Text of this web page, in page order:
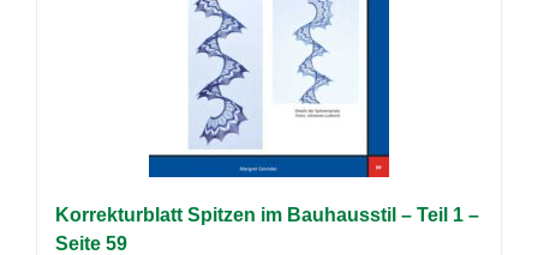
Korrekturblatt Spitzen im Bauhausstil – Teil 1 –
Seite 59